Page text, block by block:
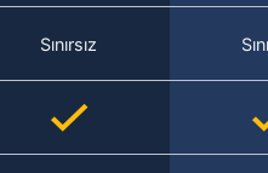
Sınırsız